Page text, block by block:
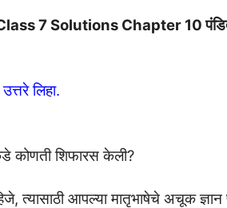
7 Solutions Chapter 10
लिहा.
कोणती शिफारस केली?
त्यासाठी आपल्या मातृभाषेचे अचूक ज्ञान